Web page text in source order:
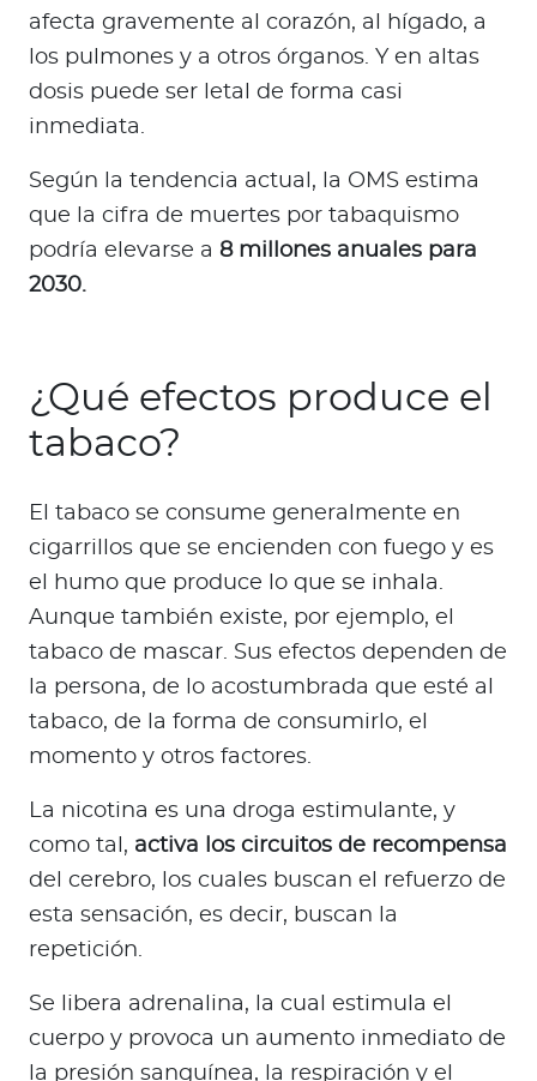
afecta gravemente al corazón, al hígado, a
los pulmones y a otros órganos. Y en altas
dosis puede ser letal de forma casi
inmediata.
Según la tendencia actual, la OMS estima
que la cifra de muertes por tabaquismo
podría elevarse a 8 millones anuales para
2030.
¿Qué efectos produce el
tabaco?
El tabaco se consume generalmente en
cigarrillos que se encienden con fuego y es
el humo que produce lo que se inhala.
Aunque también existe, por ejemplo, el
tabaco de mascar. Sus efectos dependen de
la persona, de lo acostumbrada que esté al
tabaco, de la forma de consumirlo, el
momento y otros factores.
La nicotina es una droga estimulante, y
como tal, activa los circuitos de recompensa
del cerebro, los cuales buscan el refuerzo de
esta sensación, es decir, buscan la
repetición.
Se libera adrenalina, la cual estimula el
cuerpo y provoca un aumento inmediato de
la presión sanguínea, la respiración y el